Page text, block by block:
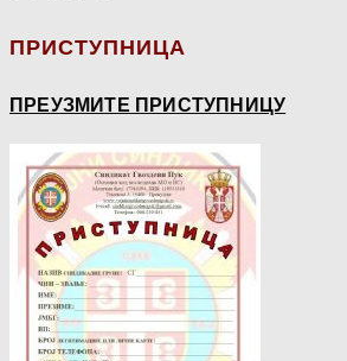
ПРИСТУПНИЦА
ПРЕУЗМИТЕ ПРИСТУПНИЦУ